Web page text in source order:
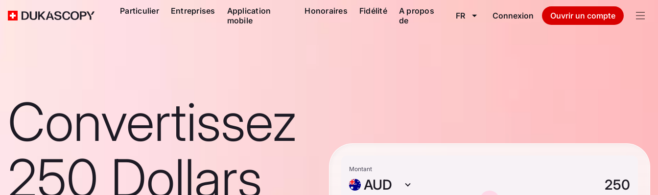
Particulier Entreprises
Application
mobile
Honoraires Fidélité
A propos
de
FR Connexion Ouvrir un compte
Convertissez
250 Dollars
Montant
AUD